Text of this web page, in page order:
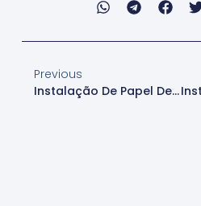
Previous
Instalação De Papel De Parede Para Prédios